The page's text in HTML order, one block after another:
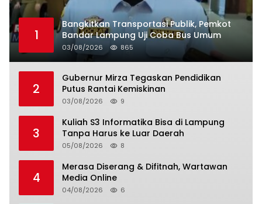
1
Bangkitkan Transportasi Publik, Pemkot
Bandar Lampung Uji Coba Bus Umum
03/08/2026 865
2
Gubernur Mirza Tegaskan Pendidikan
Putus Rantai Kemiskinan
03/08/2026 9
3
Kuliah S3 Informatika Bisa di Lampung
Tanpa Harus ke Luar Daerah
05/08/2026 8
4
Merasa Diserang & Difitnah, Wartawan
Media Online
04/08/2026 6